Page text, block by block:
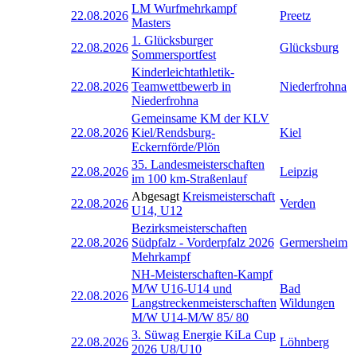
22.08.2026
LM Wurfmehrkampf
Masters
Preetz
22.08.2026
1. Glücksburger
Sommersportfest
Glücksburg
22.08.2026
Kinderleichtathletik-
Teamwettbewerb in
Niederfrohna
Niederfrohna
22.08.2026
Gemeinsame KM der KLV
Kiel/Rendsburg-
Eckernförde/Plön
Kiel
22.08.2026
35. Landesmeisterschaften
im 100 km-Straßenlauf
Leipzig
22.08.2026
Abgesagt Kreismeisterschaft
U14, U12
Verden
22.08.2026
Bezirksmeisterschaften
Südpfalz - Vorderpfalz 2026
Mehrkampf
Germersheim
22.08.2026
NH-Meisterschaften-Kampf
M/W U16-U14 und
Langstreckenmeisterschaften
M/W U14-M/W 85/ 80
Bad
Wildungen
22.08.2026
3. Süwag Energie KiLa Cup
2026 U8/U10
Löhnberg